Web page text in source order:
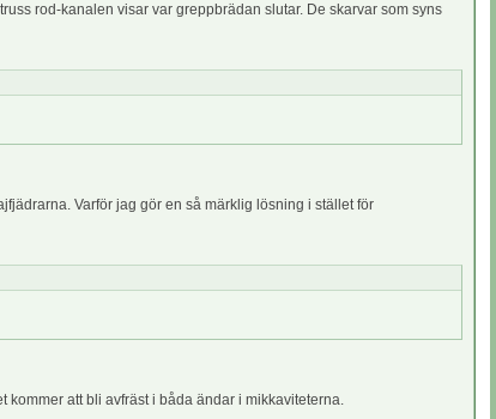
rod-kanalen visar var greppbrädan slutar. De skarvar som syns
Varför jag gör en så märklig lösning i stället för
kommer att bli avfräst i båda ändar i mikkaviteterna.